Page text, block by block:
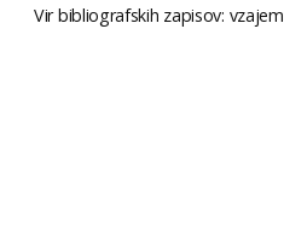
Vir bibliografskih zapisov: